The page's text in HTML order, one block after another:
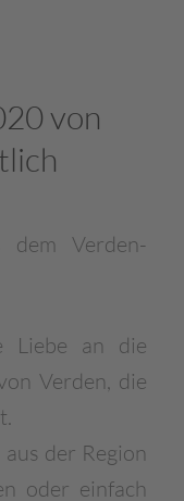
von
Liebe an die
Verden, die
der Region
oder einfach